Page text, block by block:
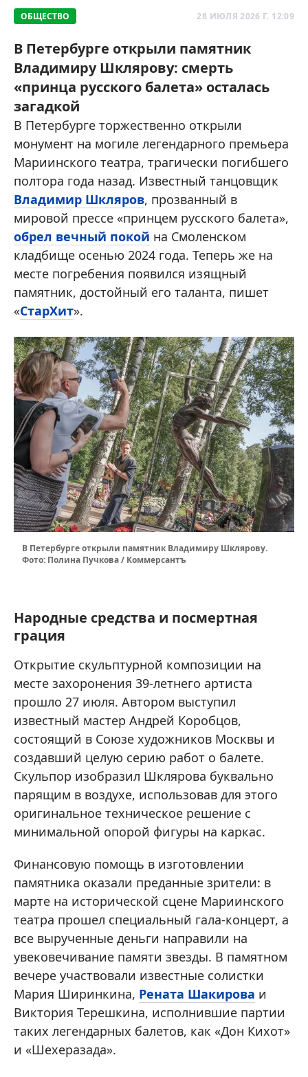
ОБЩЕСТВО 28 ИЮЛЯ 2026 Г. 12:09
В Петербурге открыли памятник
Владимиру Шклярову: смерть
«принца русского балета» осталась
загадкой
В Петербурге торжественно открыли
монумент на могиле легендарного премьера
Мариинского театра, трагически погибшего
полтора года назад. Известный танцовщик
Владимир Шкляров, прозванный в
мировой прессе «принцем русского балета»,
обрел вечный покой на Смоленском
кладбище осенью 2024 года. Теперь же на
месте погребения появился изящный
памятник, достойный его таланта, пишет
«СтарХит».
В Петербурге открыли памятник Владимиру Шклярову.
Фото: Полина Пучкова / Коммерсантъ
Народные средства и посмертная
грация
Открытие скульптурной композиции на
месте захоронения 39-летнего артиста
прошло 27 июля. Автором выступил
известный мастер Андрей Коробцов,
состоящий в Союзе художников Москвы и
создавший целую серию работ о балете.
Скульпор изобразил Шклярова буквально
парящим в воздухе, использовав для этого
оригинальное техническое решение с
минимальной опорой фигуры на каркас.
Финансовую помощь в изготовлении
памятника оказали преданные зрители: в
марте на исторической сцене Мариинского
театра прошел специальный гала-концерт, а
все вырученные деньги направили на
увековечивание памяти звезды. В памятном
вечере участвовали известные солистки
Мария Ширинкина, Рената Шакирова и
Виктория Терешкина, исполнившие партии
таких легендарных балетов, как «Дон Кихот»
и «Шехеразада».